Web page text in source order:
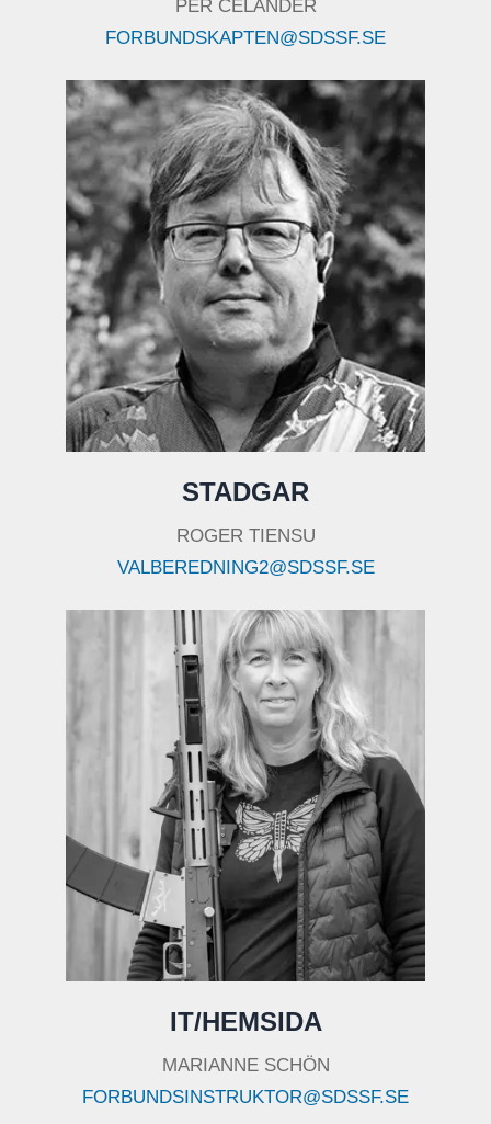
PER CELANDER
FORBUNDSKAPTEN@SDSSF.SE
STADGAR
ROGER TIENSU
VALBEREDNING2@SDSSF.SE
IT/HEMSIDA
MARIANNE SCHÖN
FORBUNDSINSTRUKTOR@SDSSF.SE